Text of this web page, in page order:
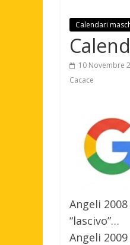
Calendari
10 Novembre
Cacace
Angeli
“lascivo”…
Angeli